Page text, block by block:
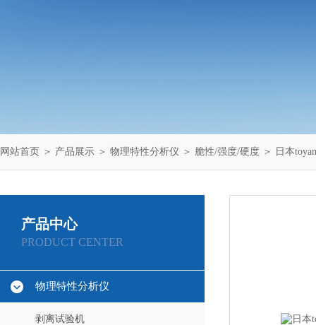
网站首页 ＞ 产品展示 ＞ 物理特性分析仪 ＞ 脆性/强度/硬度 ＞ 日本
产品中心
PRODUCT CENTER
物理特性分析仪
剥离试验机